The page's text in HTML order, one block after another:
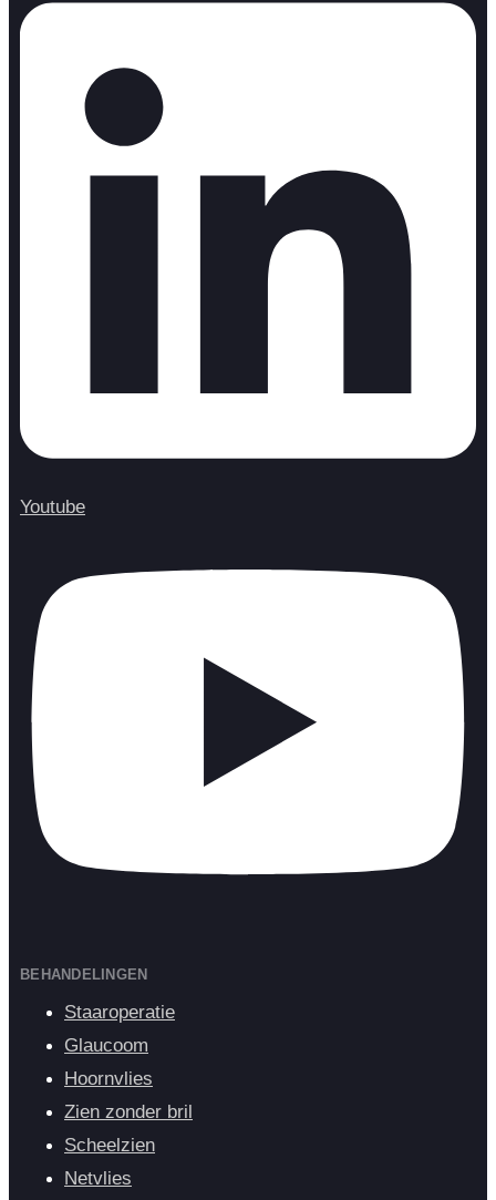
Youtube
BEHANDELINGEN
Staaroperatie
Glaucoom
Hoornvlies
Zien zonder bril
Scheelzien
Netvlies